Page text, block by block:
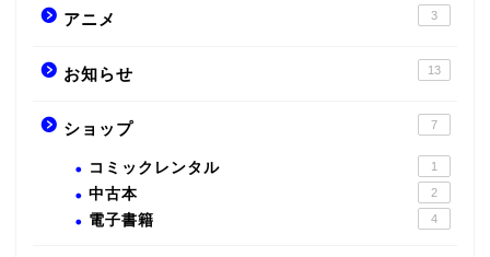
アニメ 3
お知らせ 13
ショップ 7
コミックレンタル 1
中古本 2
電子書籍 4